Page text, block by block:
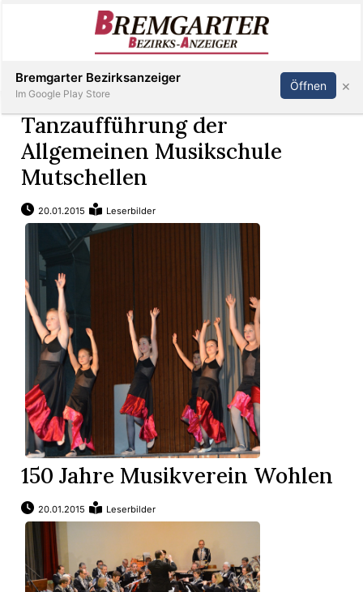
Immobilien
Veranstaltungen
Stellen
E-
Paper
Newsletter
App
Bremgarten
Inserieren Abonnieren Anmelden
Tanzaufführung der
Allgemeinen Musikschule
Mutschellen
20.01.2015 Leserbilder
150 Jahre Musikverein Wohlen
20.01.2015 Leserbilder
Bremgarter Bezirksanzeiger
Im Google Play Store
Öffnen ×